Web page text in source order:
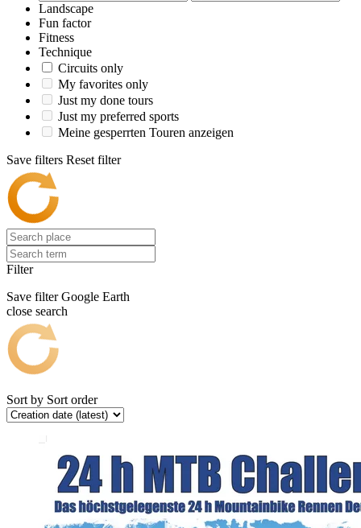
Landscape
Fun factor
Fitness
Technique
Circuits only
My favorites only
Just my done tours
Just my preferred sports
Meine gesperrten Touren anzeigen
Save filters Reset filter
Filter
Save filter Google Earth
close search
Sort by Sort order